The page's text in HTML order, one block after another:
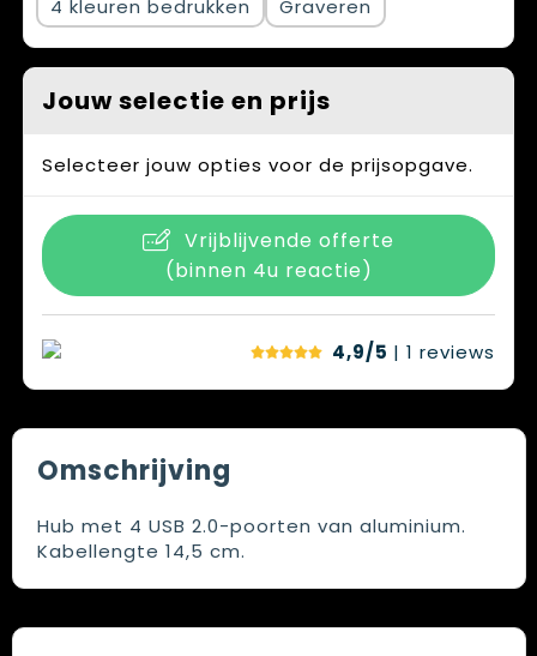
4
Graveren
Jouw selectie en prijs
Selecteer jouw opties voor de prijsopgave.
Vrijblijvende offerte
(binnen 4u reactie)
4,9/5 | 1 reviews
Omschrijving
Hub met 4 USB 2.0-poorten van aluminium.
Kabellengte 14,5 cm.